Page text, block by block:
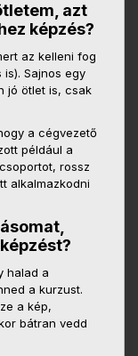
azt
képzés?
az kelleni fog
Sajnos egy
jó ötlet is, csak
a cégvezető
például a
rossz
alkalmazkodni
halad a
a kurzust.
a kép,
bátran vedd